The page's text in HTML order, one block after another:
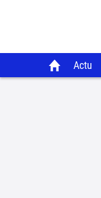
Actu